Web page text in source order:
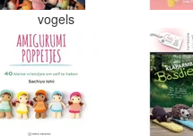
vogels